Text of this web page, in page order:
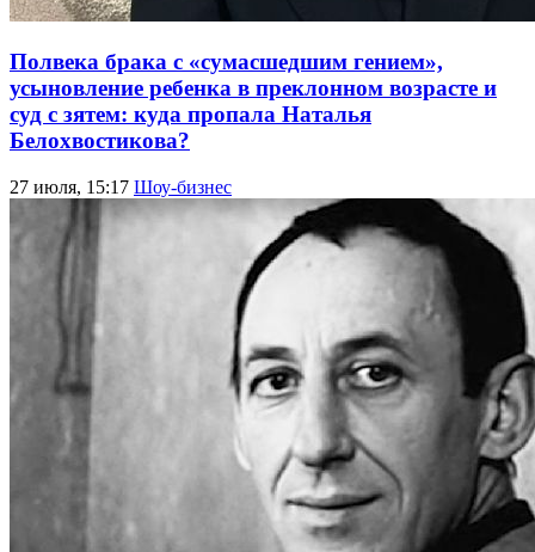
Полвека брака с «сумасшедшим гением»,
усыновление ребенка в преклонном возрасте и
суд с зятем: куда пропала Наталья
Белохвостикова?
27 июля, 15:17 Шоу-бизнес